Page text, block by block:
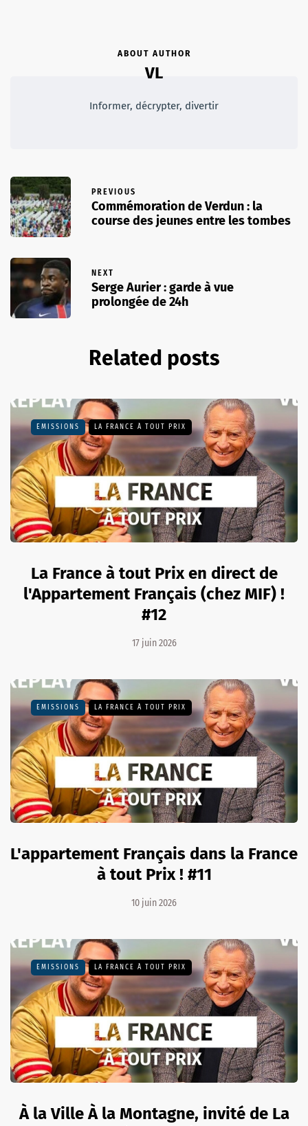
ABOUT AUTHOR
VL
Informer, décrypter, divertir
PREVIOUS
Commémoration de Verdun : la
course des jeunes entre les tombes
NEXT
Serge Aurier : garde à vue
prolongée de 24h
Related posts
EMISSIONS LA FRANCE À TOUT PRIX
La France à tout Prix en direct de
l'Appartement Français (chez MIF) !
#12
17 juin 2026
EMISSIONS LA FRANCE À TOUT PRIX
L'appartement Français dans la France
à tout Prix ! #11
10 juin 2026
EMISSIONS LA FRANCE À TOUT PRIX
À la Ville À la Montagne, invité de La